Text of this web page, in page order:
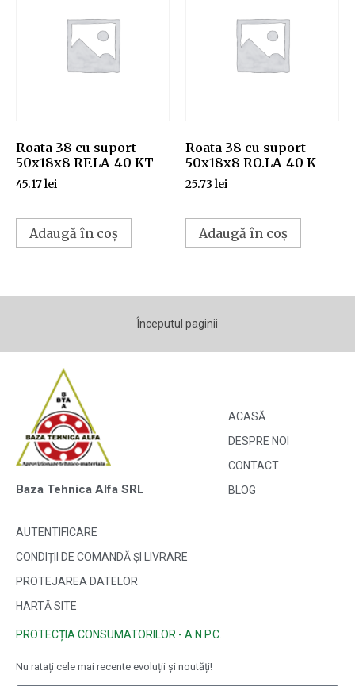
Roata 38 cu suport
50x18x8 RF.LA-40 KT
45.17lei
Adaugă în coș
Roata 38 cu suport
50x18x8 RO.LA-40 K
25.73 lei
Adaugă în coș
Începutul paginii
Baza Tehnica Alfa SRL
ACASĂ
DESPRE NOI
CONTACT
BLOG
AUTENTIFICARE
CONDIȚII DE COMANDĂ ȘI LIVRARE
PROTEJAREA DATELOR
HARTĂ SITE
PROTECȚIA CONSUMATORILOR - A.N.P.C.
Nu ratați cele mai recente evoluții și noutăți!